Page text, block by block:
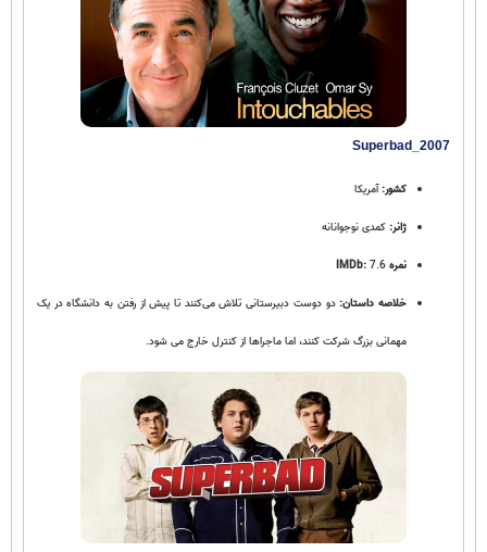
Superbad_2007
کشور:آمریکا
ژانر:کمدی نوجوانانه
نمره IMDb:7.6
خلاصه داستان:دو دوست دبیرستانی تلاش می‌کنند تا پیش از رفتن به دانشگاه در یک
مهمانی بزرگ شرکت کنند، اما ماجراها از کنترل خارج می‌ شود.